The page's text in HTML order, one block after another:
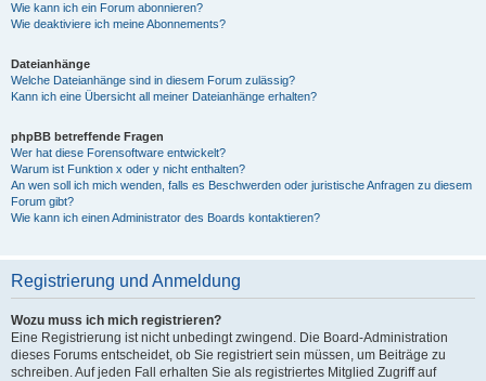
Wie kann ich ein Forum abonnieren?
Wie deaktiviere ich meine Abonnements?
Dateianhänge
Welche Dateianhänge sind in diesem Forum zulässig?
Kann ich eine Übersicht all meiner Dateianhänge erhalten?
phpBB betreffende Fragen
Wer hat diese Forensoftware entwickelt?
Warum ist Funktion x oder y nicht enthalten?
An wen soll ich mich wenden, falls es Beschwerden oder juristische Anfragen zu diesem
Forum gibt?
Wie kann ich einen Administrator des Boards kontaktieren?
Registrierung und Anmeldung
Wozu muss ich mich registrieren?
Eine Registrierung ist nicht unbedingt zwingend. Die Board-Administration
dieses Forums entscheidet, ob Sie registriert sein müssen, um Beiträge zu
schreiben. Auf jeden Fall erhalten Sie als registriertes Mitglied Zugriff auf